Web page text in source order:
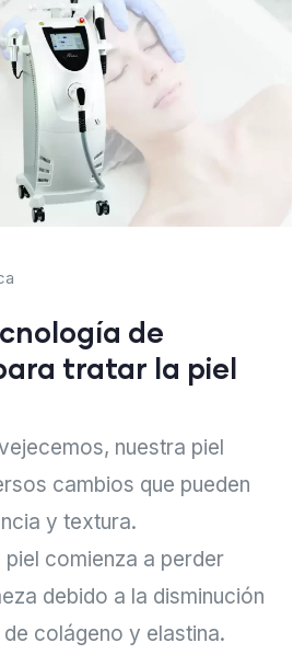
de
tratar la piel
nuestra piel
cambios que pueden
y textura.
piel comienza a perder
debido a la disminución
colágeno y elastina.